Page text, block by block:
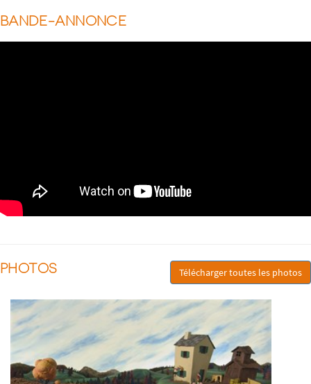
BANDE-ANNONCE
PHOTOS Télécharger toutes les photos